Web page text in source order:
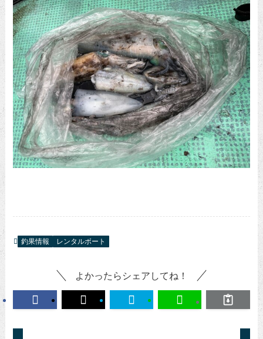
釣果情報 レンタルボート
よかったらシェアしてね！